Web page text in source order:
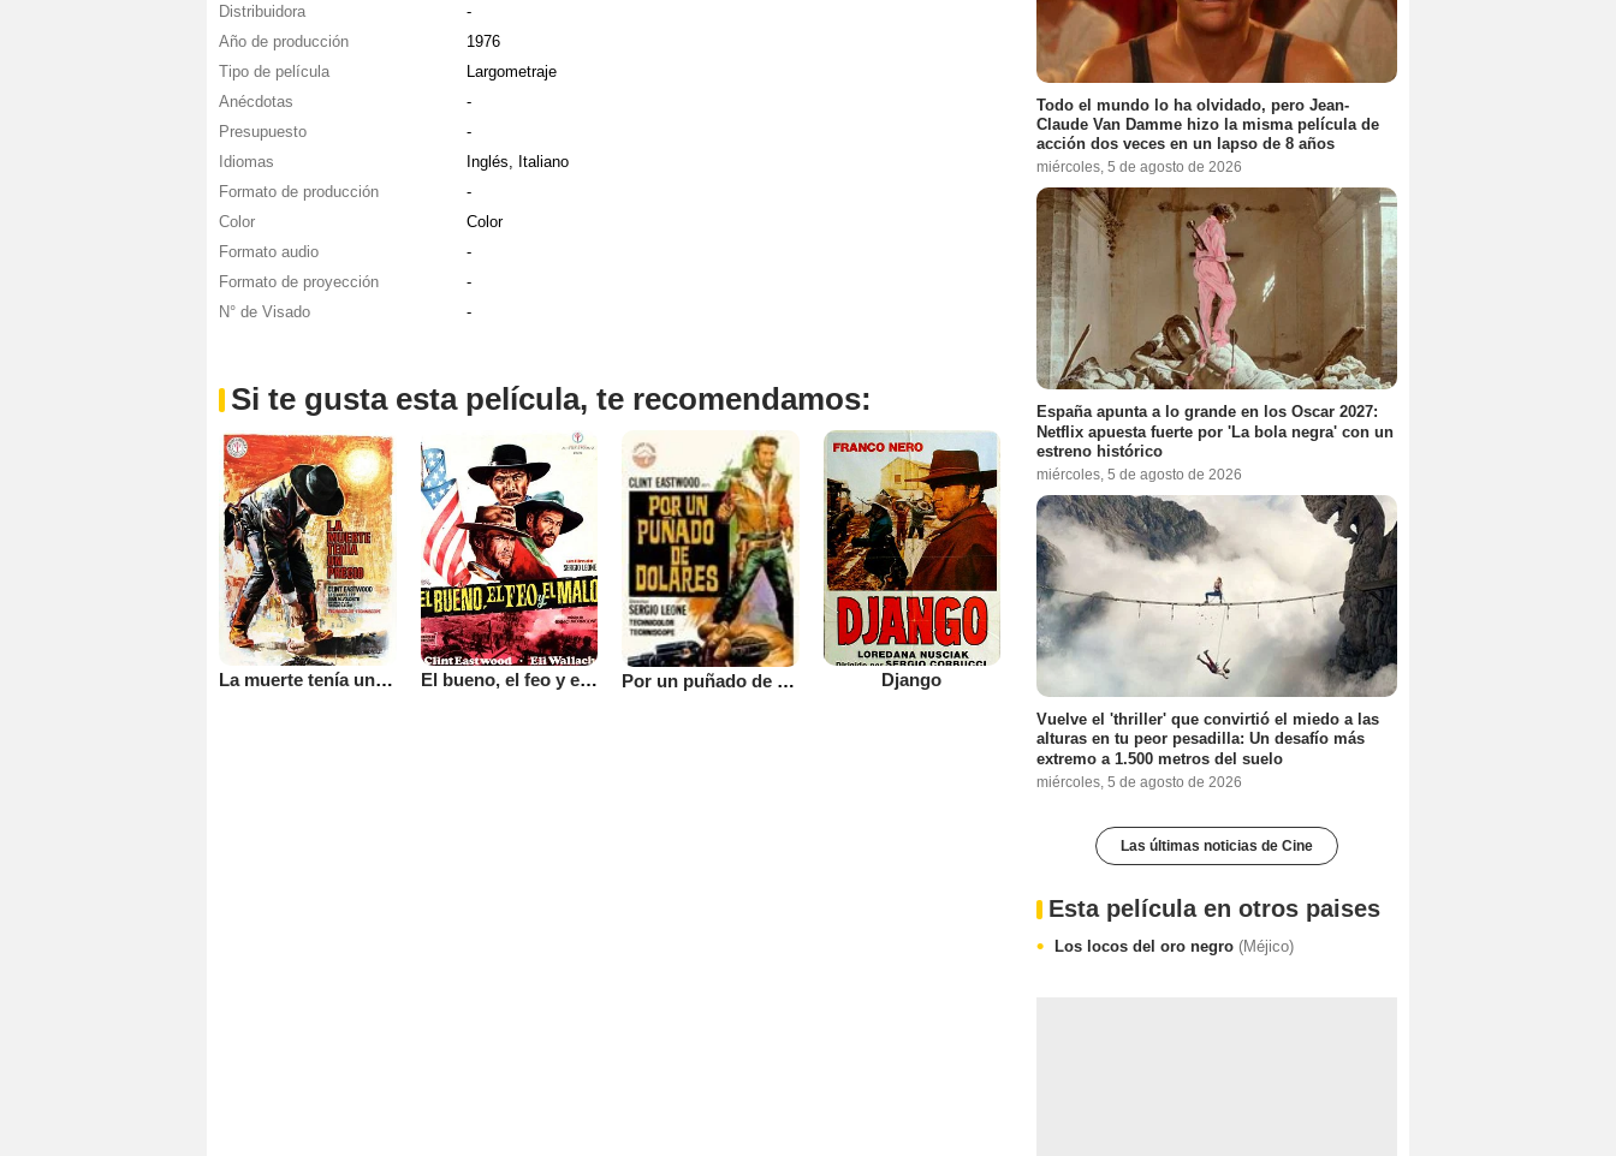
Distribuidora
-
Año de producción
1976
Tipo de película
Largometraje
Anécdotas
-
Presupuesto
-
Idiomas
Inglés, Italiano
Formato de producción
-
Color
Color
Formato audio
-
Formato de proyección
-
N° de Visado
-
Si te gusta esta película, te recomendamos:
La muerte tenía un precio El bueno, el feo y el malo Por un puñado de dólares Django
Todo el mundo lo ha olvidado, pero Jean-
Claude Van Damme hizo la misma película de
acción dos veces en un lapso de 8 años
miércoles, 5 de agosto de 2026
España apunta a lo grande en los Oscar 2027:
Netflix apuesta fuerte por 'La bola negra' con un
estreno histórico
miércoles, 5 de agosto de 2026
Vuelve el 'thriller' que convirtió el miedo a las
alturas en tu peor pesadilla: Un desafío más
extremo a 1.500 metros del suelo
miércoles, 5 de agosto de 2026
Las últimas noticias de Cine
Esta película en otros paises
Los locos del oro negro (Méjico)